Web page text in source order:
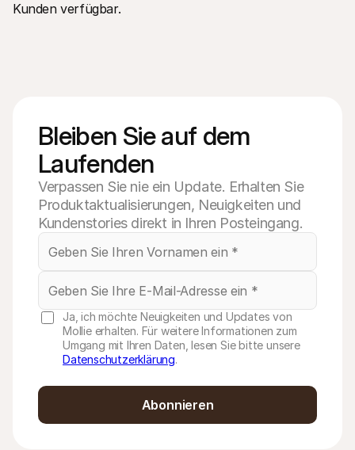
Kunden verfügbar.
Bleiben Sie auf dem
Laufenden
Verpassen Sie nie ein Update. Erhalten Sie
Produktaktualisierungen, Neuigkeiten und
Kundenstories direkt in Ihren Posteingang.
Ja, ich möchte Neuigkeiten und Updates von
Mollie erhalten. Für weitere Informationen zum
Umgang mit Ihren Daten, lesen Sie bitte unsere
Datenschutzerklärung.
Abonnieren